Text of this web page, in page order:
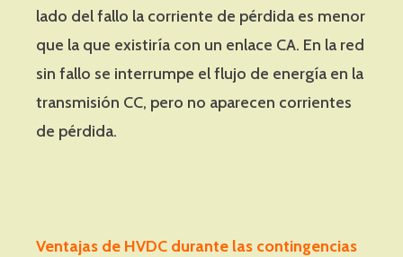
lado del fallo la corriente de pérdida es menor
que la que existiría con un enlace CA. En la red
sin fallo se interrumpe el flujo de energía en la
transmisión CC, pero no aparecen corrientes
de pérdida.
Ventajas de HVDC durante las contingencias